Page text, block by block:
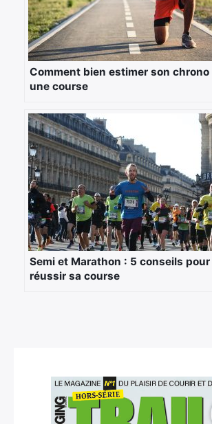
Comment bien estimer son chrono
une course
Semi et Marathon : 5 conseils pour
réussir sa course